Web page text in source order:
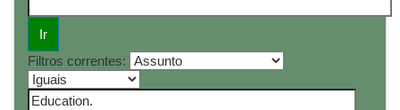
Filtros correntes: